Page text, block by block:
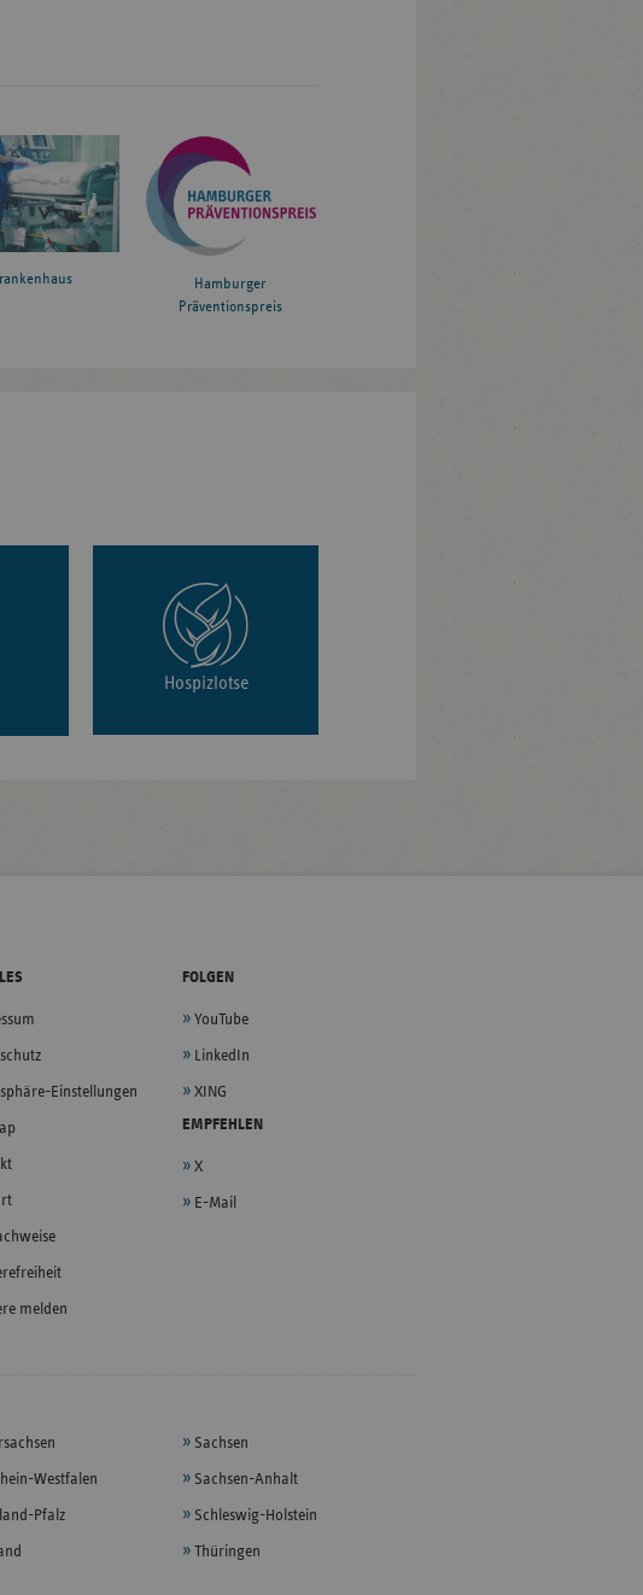
Hamburger
Präventionspreis
Hospizlotse
Einstellungen
melden
FOLGEN
YouTube
LinkedIn
XING
EMPFEHLEN
X
E-Mail
Westfalen
Pfalz
Sachsen
Sachsen-Anhalt
Schleswig-Holstein
Thüringen